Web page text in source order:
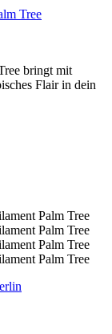
bringt mit
Flair in dein